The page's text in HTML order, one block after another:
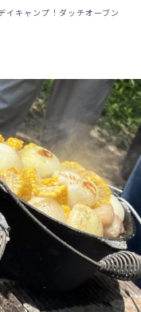
イキャンプ！ダッチオーブン